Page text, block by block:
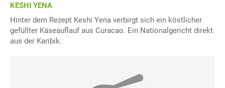
KESHI YENA
Hinter dem Rezept Keshi Yena verbirgt sich ein köstlicher
gefüllter Käseauflauf aus Curacao. Ein Nationalgericht direkt
aus der Karibik.